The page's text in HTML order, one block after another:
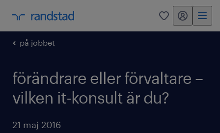
0 mitt randstad
på jobbet
förändrare eller förvaltare –
vilken it-konsult är du?
21 maj 2016